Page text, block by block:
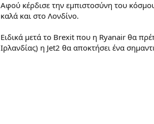
Αφού κέρδισε την εμπιστοσύνη του
καλά και στο Λονδίνο.
Ειδικά μετά το Brexit που η Ryanair θα
Ιρλανδίας) η Jet2 θα αποκτήσει ένα